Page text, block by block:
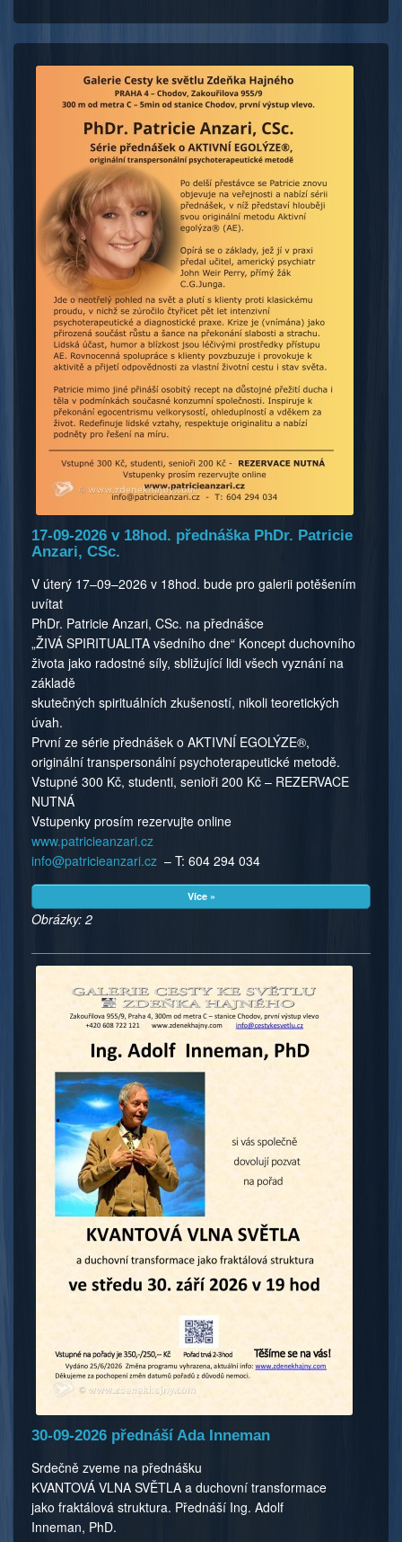
17-09-2026 v 18hod. přednáška PhDr. Patricie
Anzari, CSc.
V úterý 17–09–2026 v 18hod. bude pro galerii potěšením
uvítat
PhDr. Patricie Anzari, CSc. na přednášce
„ŽIVÁ SPIRITUALITA všedního dne“ Koncept duchovního
života jako radostné síly, sbližující lidi všech vyznání na
základě
skutečných spirituálních zkušeností, nikoli teoretických
úvah.
První ze série přednášek o AKTIVNÍ EGOLÝZE®,
originální transpersonální psychoterapeutické metodě.
Vstupné 300 Kč, studenti, senioři 200 Kč – REZERVACE
NUTNÁ
Vstupenky prosím rezervujte online
www.patricieanzari.cz
info@patricieanzari.cz – T: 604 294 034
Více »
Obrázky: 2
30-09-2026 přednáší Ada Inneman
Srdečně zveme na přednášku
KVANTOVÁ VLNA SVĚTLA a duchovní transformace
jako fraktálová struktura. Přednáší Ing. Adolf
Inneman, PhD.